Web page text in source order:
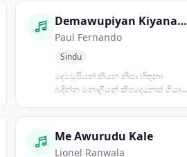
Demawupiyan Kiyana Nisa
Paul Fernando
Sindu
දෙමවුපියන් කියන නිසා හිතුනා
බදින්න මනාලියන් කීපදෙනෙක් ගියා
Me Awurudu Kale
Lionel Ranwala